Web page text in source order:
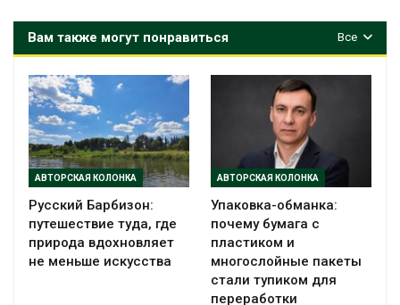
Все
Вам также могут понравиться
АВТОРСКАЯ КОЛОНКА
Русский Барбизон:
путешествие туда, где
природа вдохновляет
не меньше искусства
АВТОРСКАЯ КОЛОНКА
Упаковка-обманка:
почему бумага с
пластиком и
многослойные пакеты
стали тупиком для
переработки